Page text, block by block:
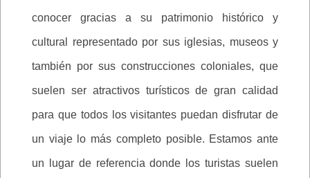
conocer gracias a su patrimonio histórico y
cultural representado por sus iglesias, museos y
también por sus construcciones coloniales, que
suelen ser atractivos turísticos de gran calidad
para que todos los visitantes puedan disfrutar de
un viaje lo más completo posible. Estamos ante
un lugar de referencia donde los turistas suelen